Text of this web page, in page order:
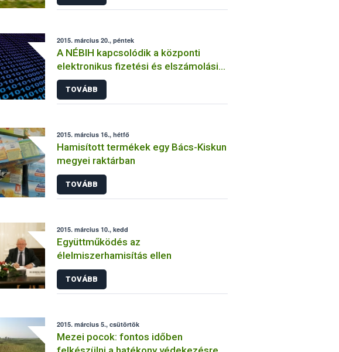
2015. március 20., péntek
A NÉBIH kapcsolódik a központi
elektronikus fizetési és elszámolási
rendszerhez
TOVÁBB
2015. március 16., hétfő
Hamisított termékek egy Bács-Kiskun
megyei raktárban
TOVÁBB
2015. március 10., kedd
Együttműködés az
élelmiszerhamisítás ellen
TOVÁBB
2015. március 5., csütörtök
Mezei pocok: fontos időben